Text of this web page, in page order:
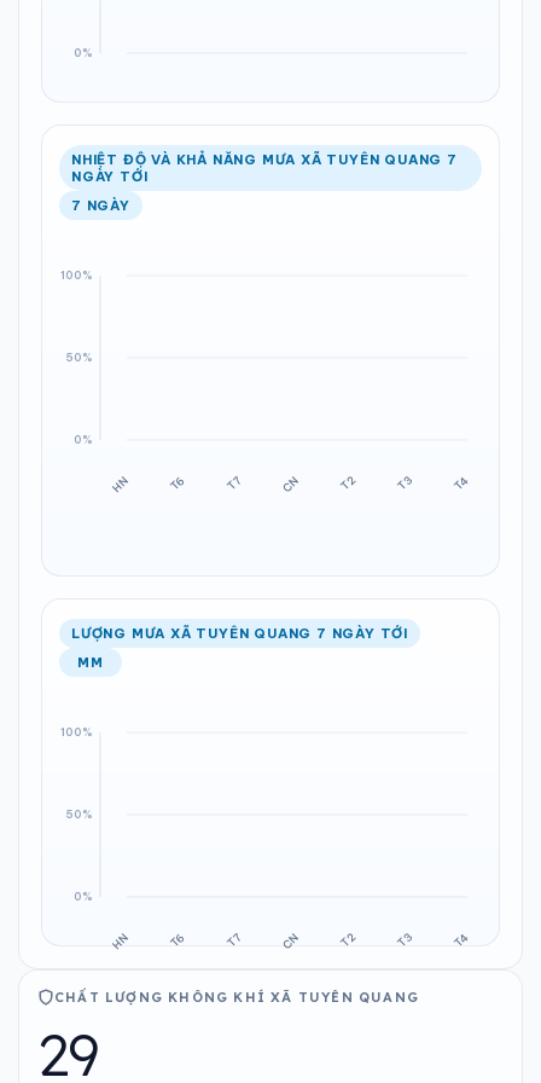
NHIỆT ĐỘ VÀ KHẢ NĂNG MƯA XÃ TUYÊN QUANG 7
NGÀY TỚI
7 NGÀY
LƯỢNG MƯA XÃ TUYÊN QUANG 7 NGÀY TỚI
MM
CHẤT LƯỢNG KHÔNG KHÍ XÃ TUYÊN QUANG
29